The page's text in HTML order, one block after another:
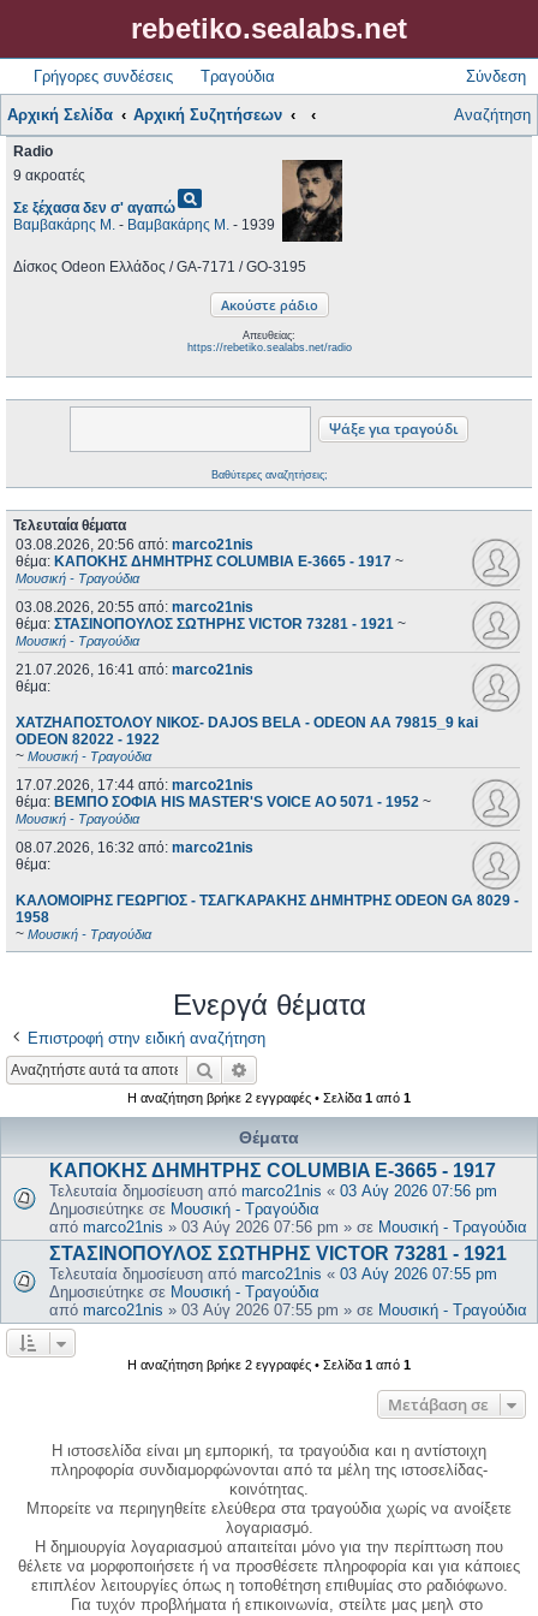
rebetiko.sealabs.net
Γρήγορες συνδέσεις Τραγούδια Σύνδεση
Αρχική Σελίδα Αρχική Συζητήσεων Αναζήτηση
Radio
9 ακροατές
Σε ξέχασα δεν σ' αγαπώpageview
Βαμβακάρης Μ. - Βαμβακάρης Μ. - 1939
Δίσκος Odeon Ελλάδος / GA-7171 / GO-3195
Απευθείας:
https://rebetiko.sealabs.net/radio
Βαθύτερες αναζητήσεις;
Τελευταία θέματα
03.08.2026, 20:56 από: marco21nis
θέμα: ΚΑΠΟΚΗΣ ΔΗΜΗΤΡΗΣ COLUMBIA E-3665 - 1917 ~
Μουσική - Τραγούδια
03.08.2026, 20:55 από: marco21nis
θέμα: ΣΤΑΣΙΝΟΠΟΥΛΟΣ ΣΩΤΗΡΗΣ VICTOR 73281 - 1921 ~
Μουσική - Τραγούδια
21.07.2026, 16:41 από: marco21nis
θέμα:
ΧΑΤΖΗΑΠΟΣΤΟΛΟΥ ΝΙΚΟΣ- DAJOS BELA - ODEON AA 79815_9 kai
ODEON 82022 - 1922
~ Μουσική - Τραγούδια
17.07.2026, 17:44 από: marco21nis
θέμα: ΒΕΜΠΟ ΣΟΦΙΑ HIS MASTER'S VOICE AO 5071 - 1952 ~
Μουσική - Τραγούδια
08.07.2026, 16:32 από: marco21nis
θέμα:
ΚΑΛΟΜΟΙΡΗΣ ΓΕΩΡΓΙΟΣ - ΤΣΑΓΚΑΡΑΚΗΣ ΔΗΜΗΤΡΗΣ ODEON GA 8029 -
1958
~ Μουσική - Τραγούδια
Ενεργά θέματα
Επιστροφή στην ειδική αναζήτηση
Αναζήτηση
Η αναζήτηση βρήκε 2 εγγραφές • Σελίδα 1 από 1
Θέματα
ΚΑΠΟΚΗΣ ΔΗΜΗΤΡΗΣ COLUMBIA E-3665 - 1917
Τελευταία δημοσίευση από marco21nis « 03 Αύγ 2026 07:56 pm
Δημοσιεύτηκε σε Μουσική - Τραγούδια
από marco21nis » 03 Αύγ 2026 07:56 pm » σε Μουσική - Τραγούδια
ΣΤΑΣΙΝΟΠΟΥΛΟΣ ΣΩΤΗΡΗΣ VICTOR 73281 - 1921
Τελευταία δημοσίευση από marco21nis « 03 Αύγ 2026 07:55 pm
Δημοσιεύτηκε σε Μουσική - Τραγούδια
από marco21nis » 03 Αύγ 2026 07:55 pm » σε Μουσική - Τραγούδια
Η αναζήτηση βρήκε 2 εγγραφές • Σελίδα 1 από 1
Μετάβαση σε
Η ιστοσελίδα είναι μη εμπορική, τα τραγούδια και η αντίστοιχη
πληροφορία συνδιαμορφώνονται από τα μέλη της ιστοσελίδας-
κοινότητας.
Μπορείτε να περιηγηθείτε ελεύθερα στα τραγούδια χωρίς να ανοίξετε
λογαριασμό.
Η δημιουργία λογαριασμού απαιτείται μόνο για την περίπτωση που
θέλετε να μορφοποιήσετε ή να προσθέσετε πληροφορία και για κάποιες
επιπλέον λειτουργίες όπως η τοποθέτηση επιθυμίας στο ραδιόφωνο.
Για τυχόν προβλήματα ή επικοινωνία, στείλτε μας μεηλ στο